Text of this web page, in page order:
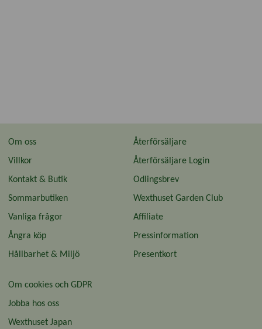
Om oss
Villkor
Kontakt & Butik
Sommarbutiken
Vanliga frågor
Ångra köp
Hållbarhet & Miljö
Återförsäljare
Återförsäljare Login
Odlingsbrev
Wexthuset Garden Club
Affiliate
Pressinformation
Presentkort
Om cookies och GDPR
Jobba hos oss
Wexthuset Japan